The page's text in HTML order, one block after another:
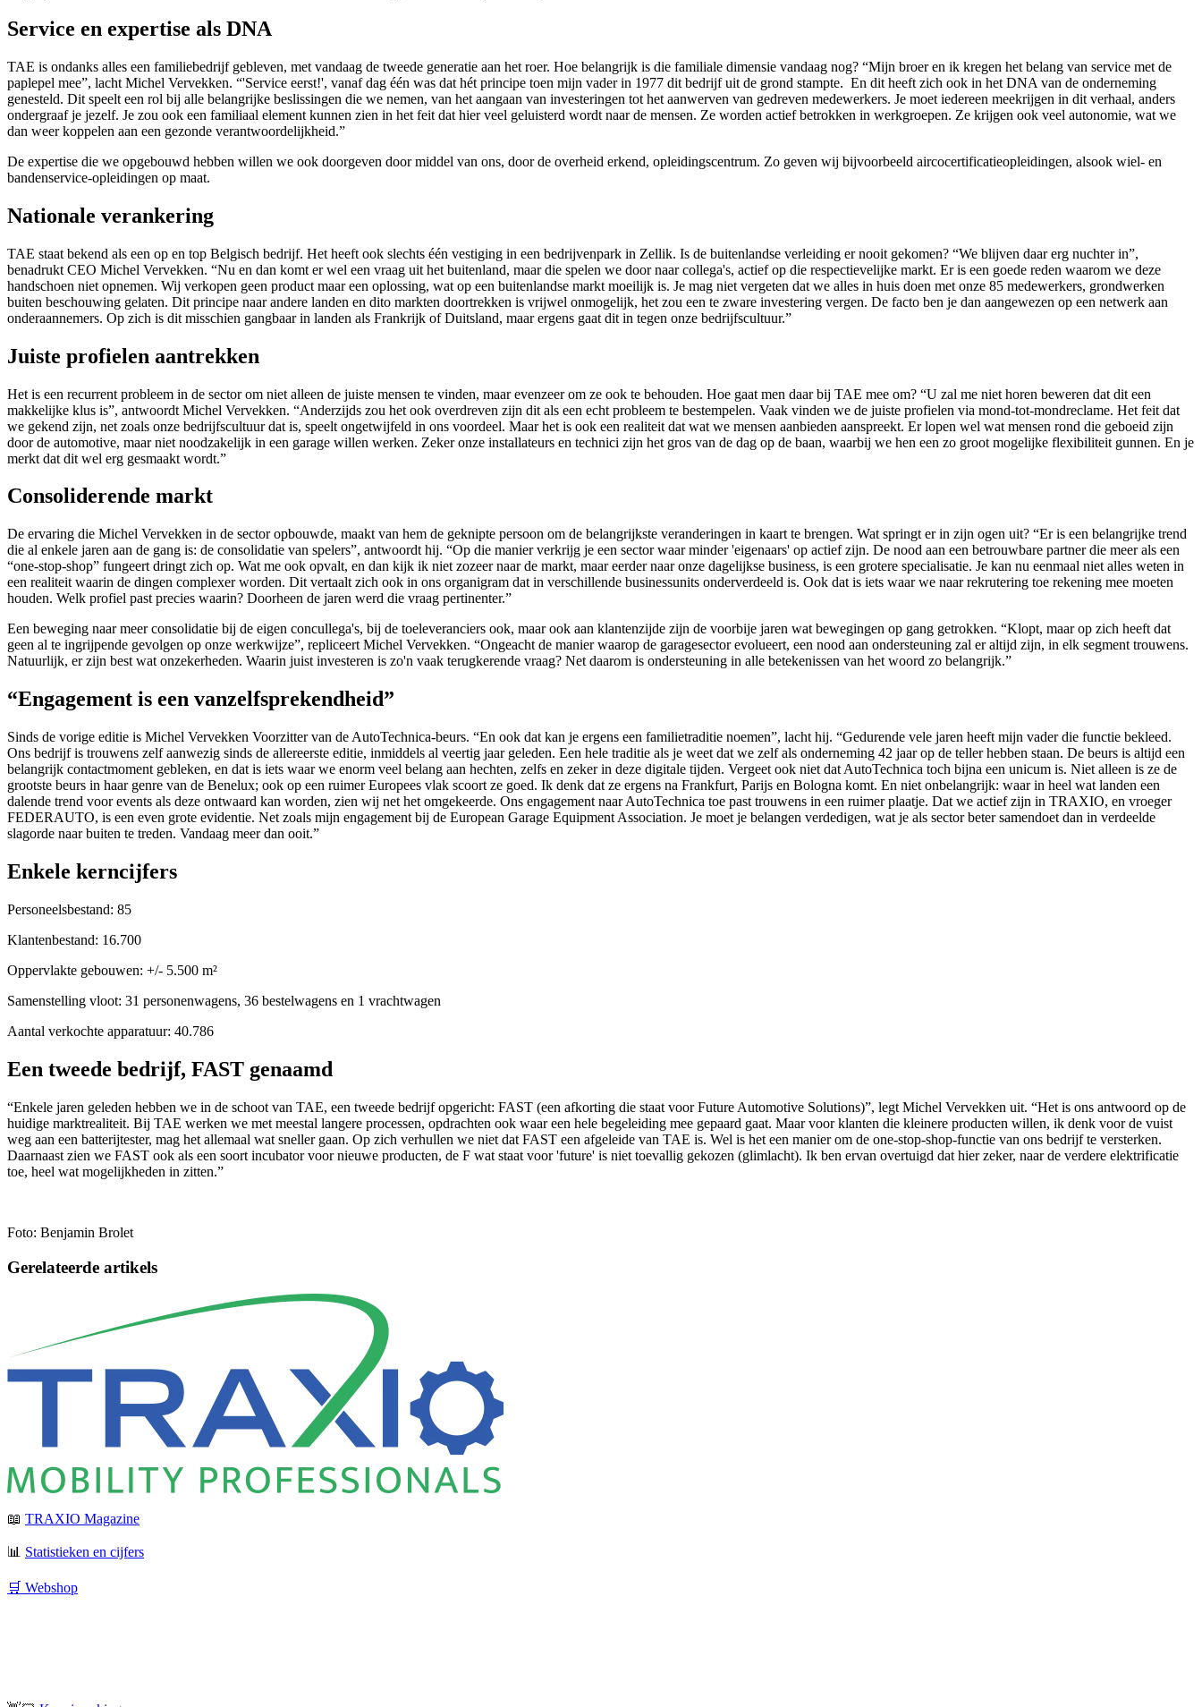
Service en expertise als DNA
TAE is ondanks alles een familiebedrijf gebleven, met vandaag de tweede generatie aan het roer. Hoe belangrijk is die familiale dimensie vandaag nog? “Mijn broer en ik kregen het belang van service met de
paplepel mee”, lacht Michel Vervekken. “'Service eerst!', vanaf dag één was dat hét principe toen mijn vader in 1977 dit bedrijf uit de grond stampte. En dit heeft zich ook in het DNA van de onderneming
genesteld. Dit speelt een rol bij alle belangrijke beslissingen die we nemen, van het aangaan van investeringen tot het aanwerven van gedreven medewerkers. Je moet iedereen meekrijgen in dit verhaal, anders
ondergraaf je jezelf. Je zou ook een familiaal element kunnen zien in het feit dat hier veel geluisterd wordt naar de mensen. Ze worden actief betrokken in werkgroepen. Ze krijgen ook veel autonomie, wat we
dan weer koppelen aan een gezonde verantwoordelijkheid.”
De expertise die we opgebouwd hebben willen we ook doorgeven door middel van ons, door de overheid erkend, opleidingscentrum. Zo geven wij bijvoorbeeld aircocertificatieopleidingen, alsook wiel- en
bandenservice-opleidingen op maat.
Nationale verankering
TAE staat bekend als een op en top Belgisch bedrijf. Het heeft ook slechts één vestiging in een bedrijvenpark in Zellik. Is de buitenlandse verleiding er nooit gekomen? “We blijven daar erg nuchter in”,
benadrukt CEO Michel Vervekken. “Nu en dan komt er wel een vraag uit het buitenland, maar die spelen we door naar collega's, actief op die respectievelijke markt. Er is een goede reden waarom we deze
handschoen niet opnemen. Wij verkopen geen product maar een oplossing, wat op een buitenlandse markt moeilijk is. Je mag niet vergeten dat we alles in huis doen met onze 85 medewerkers, grondwerken
buiten beschouwing gelaten. Dit principe naar andere landen en dito markten doortrekken is vrijwel onmogelijk, het zou een te zware investering vergen. De facto ben je dan aangewezen op een netwerk aan
onderaannemers. Op zich is dit misschien gangbaar in landen als Frankrijk of Duitsland, maar ergens gaat dit in tegen onze bedrijfscultuur.”
Juiste profielen aantrekken
Het is een recurrent probleem in de sector om niet alleen de juiste mensen te vinden, maar evenzeer om ze ook te behouden. Hoe gaat men daar bij TAE mee om? “U zal me niet horen beweren dat dit een
makkelijke klus is”, antwoordt Michel Vervekken. “Anderzijds zou het ook overdreven zijn dit als een echt probleem te bestempelen. Vaak vinden we de juiste profielen via mond-tot-mondreclame. Het feit dat
we gekend zijn, net zoals onze bedrijfscultuur dat is, speelt ongetwijfeld in ons voordeel. Maar het is ook een realiteit dat wat we mensen aanbieden aanspreekt. Er lopen wel wat mensen rond die geboeid zijn
door de automotive, maar niet noodzakelijk in een garage willen werken. Zeker onze installateurs en technici zijn het gros van de dag op de baan, waarbij we hen een zo groot mogelijke flexibiliteit gunnen. En je
merkt dat dit wel erg gesmaakt wordt.”
Consoliderende markt
De ervaring die Michel Vervekken in de sector opbouwde, maakt van hem de geknipte persoon om de belangrijkste veranderingen in kaart te brengen. Wat springt er in zijn ogen uit? “Er is een belangrijke trend
die al enkele jaren aan de gang is: de consolidatie van spelers”, antwoordt hij. “Op die manier verkrijg je een sector waar minder 'eigenaars' op actief zijn. De nood aan een betrouwbare partner die meer als een
“one-stop-shop” fungeert dringt zich op. Wat me ook opvalt, en dan kijk ik niet zozeer naar de markt, maar eerder naar onze dagelijkse business, is een grotere specialisatie. Je kan nu eenmaal niet alles weten in
een realiteit waarin de dingen complexer worden. Dit vertaalt zich ook in ons organigram dat in verschillende businessunits onderverdeeld is. Ook dat is iets waar we naar rekrutering toe rekening mee moeten
houden. Welk profiel past precies waarin? Doorheen de jaren werd die vraag pertinenter.”
Een beweging naar meer consolidatie bij de eigen concullega's, bij de toeleveranciers ook, maar ook aan klantenzijde zijn de voorbije jaren wat bewegingen op gang getrokken. “Klopt, maar op zich heeft dat
geen al te ingrijpende gevolgen op onze werkwijze”, repliceert Michel Vervekken. “Ongeacht de manier waarop de garagesector evolueert, een nood aan ondersteuning zal er altijd zijn, in elk segment trouwens.
Natuurlijk, er zijn best wat onzekerheden. Waarin juist investeren is zo'n vaak terugkerende vraag? Net daarom is ondersteuning in alle betekenissen van het woord zo belangrijk.”
“Engagement is een vanzelfsprekendheid”
Sinds de vorige editie is Michel Vervekken Voorzitter van de AutoTechnica-beurs. “En ook dat kan je ergens een familietraditie noemen”, lacht hij. “Gedurende vele jaren heeft mijn vader die functie bekleed.
Ons bedrijf is trouwens zelf aanwezig sinds de allereerste editie, inmiddels al veertig jaar geleden. Een hele traditie als je weet dat we zelf als onderneming 42 jaar op de teller hebben staan. De beurs is altijd een
belangrijk contactmoment gebleken, en dat is iets waar we enorm veel belang aan hechten, zelfs en zeker in deze digitale tijden. Vergeet ook niet dat AutoTechnica toch bijna een unicum is. Niet alleen is ze de
grootste beurs in haar genre van de Benelux; ook op een ruimer Europees vlak scoort ze goed. Ik denk dat ze ergens na Frankfurt, Parijs en Bologna komt. En niet onbelangrijk: waar in heel wat landen een
dalende trend voor events als deze ontwaard kan worden, zien wij net het omgekeerde. Ons engagement naar AutoTechnica toe past trouwens in een ruimer plaatje. Dat we actief zijn in TRAXIO, en vroeger
FEDERAUTO, is een even grote evidentie. Net zoals mijn engagement bij de European Garage Equipment Association. Je moet je belangen verdedigen, wat je als sector beter samendoet dan in verdeelde
slagorde naar buiten te treden. Vandaag meer dan ooit.”
Enkele kerncijfers
Personeelsbestand: 85
Klantenbestand: 16.700
Oppervlakte gebouwen: +/- 5.500 m²
Samenstelling vloot: 31 personenwagens, 36 bestelwagens en 1 vrachtwagen
Aantal verkochte apparatuur: 40.786
Een tweede bedrijf, FAST genaamd
“Enkele jaren geleden hebben we in de schoot van TAE, een tweede bedrijf opgericht: FAST (een afkorting die staat voor Future Automotive Solutions)”, legt Michel Vervekken uit. “Het is ons antwoord op de
huidige marktrealiteit. Bij TAE werken we met meestal langere processen, opdrachten ook waar een hele begeleiding mee gepaard gaat. Maar voor klanten die kleinere producten willen, ik denk voor de vuist
weg aan een batterijtester, mag het allemaal wat sneller gaan. Op zich verhullen we niet dat FAST een afgeleide van TAE is. Wel is het een manier om de one-stop-shop-functie van ons bedrijf te versterken.
Daarnaast zien we FAST ook als een soort incubator voor nieuwe producten, de F wat staat voor 'future' is niet toevallig gekozen (glimlacht). Ik ben ervan overtuigd dat hier zeker, naar de verdere elektrificatie
toe, heel wat mogelijkheden in zitten.”
Foto: Benjamin Brolet
Gerelateerde artikels
📖 TRAXIO Magazine
📊 Statistieken en cijfers
🛒 Webshop